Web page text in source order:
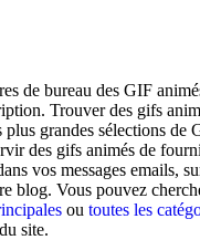
de bureau des GIF
Trouver des gifs
plus grandes sélections de
des gifs animés de
vos messages emails,
blog. Vous pouvez
ou toutes les
du site.